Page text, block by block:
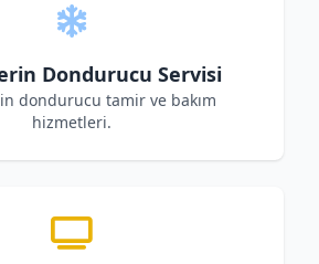
Dondurucu Servisi
dondurucu tamir ve bakım
hizmetleri.